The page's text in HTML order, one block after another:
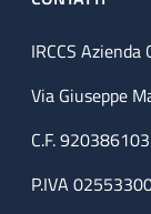
IRCCS
Via Giuseppe
C.F.
P.IVA